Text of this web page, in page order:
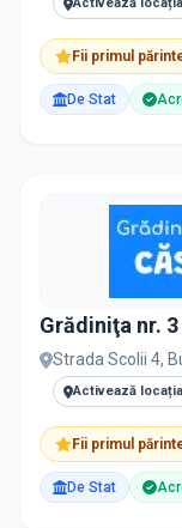
Fii primul
De Stat
Grădiniţa nr.
Strada Scolii 4,
Activează
Fii primul
De Stat